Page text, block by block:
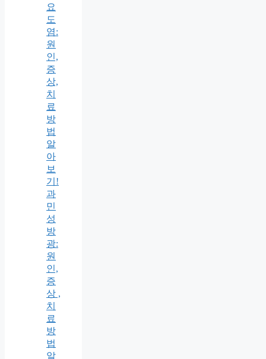
요
도
염:
원
인,
증
상,
치
료
방
법
알
아
보
기!
과
민
성
방
광:
원
인,
증
상 ,
치
료
방
법
알